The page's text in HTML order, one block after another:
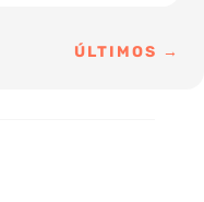
ÚLTIMOS →